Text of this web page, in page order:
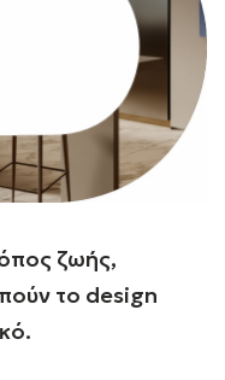
ζωής,
το design